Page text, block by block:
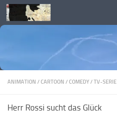
Skip to content
ANIMATION / CARTOON / COMEDY/ TV-SERIE
Herr Rossi sucht das Glück